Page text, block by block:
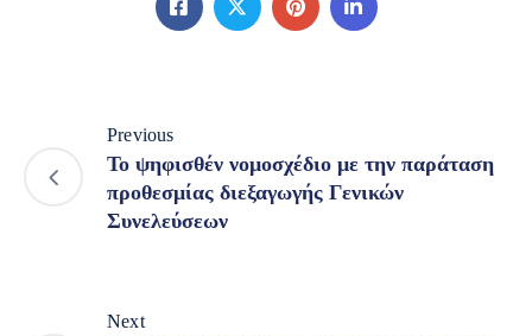
Previous
Το ψηφισθέν νομοσχέδιο με την παράταση
προθεσμίας διεξαγωγής Γενικών
Συνελεύσεων
Next